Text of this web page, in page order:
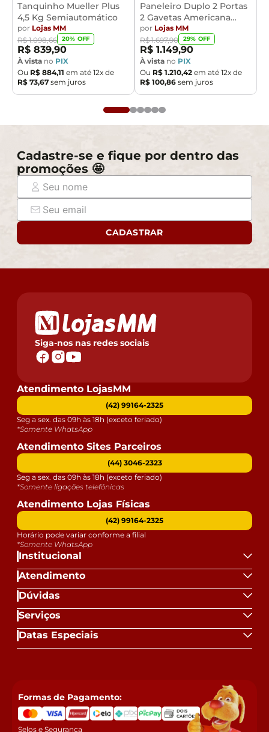
Tanquinho Mueller Plus
4,5 Kg Semiautomático
por Lojas MM
R$ 1.098,66 20% OFF
R$ 839,90
À vista no PIX
Ou R$ 884,11 em até 12x de
R$ 73,67 sem juros
Paneleiro Duplo 2 Portas
2 Gavetas Americana
Henn
por Lojas MM
R$ 1.697,90 29% OFF
R$ 1.149,90
À vista no PIX
Ou R$ 1.210,42 em até 12x de
R$ 100,86 sem juros
Cadastre-se e fique por dentro das
promoções 🤩
CADASTRAR
Siga-nos nas redes sociais
Institucional
Atendimento
Dúvidas
Serviços
Datas Especiais
Atendimento LojasMM
(42) 99164-2325
Seg a sex. das 09h às 18h (exceto feriado)
*Somente WhatsApp
Atendimento Sites Parceiros
(44) 3046-2323
Seg a sex. das 09h às 18h (exceto feriado)
*Somente ligações telefônicas
Atendimento Lojas Físicas
(42) 99164-2325
Horário pode variar conforme a filial
*Somente WhatsApp
Formas de Pagamento:
Selos e Segurança